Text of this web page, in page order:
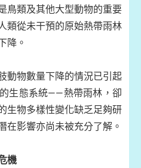
鳥類及其他大型動物的重要
類從未干預的原始熱帶雨林
降。
動物數量下降的情況已引起
生態系統——熱帶雨林，卻
生物多樣性變化缺乏足夠研
在影響亦尚未被充分了解。
機